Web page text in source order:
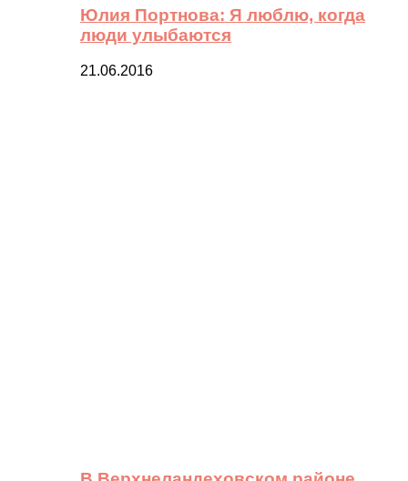
Юлия Портнова: Я люблю, когда
люди улыбаются
21.06.2016